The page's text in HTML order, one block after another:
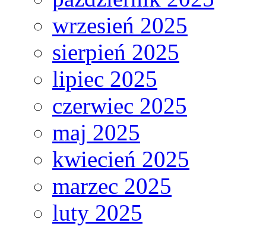
wrzesień 2025
sierpień 2025
lipiec 2025
czerwiec 2025
maj 2025
kwiecień 2025
marzec 2025
luty 2025